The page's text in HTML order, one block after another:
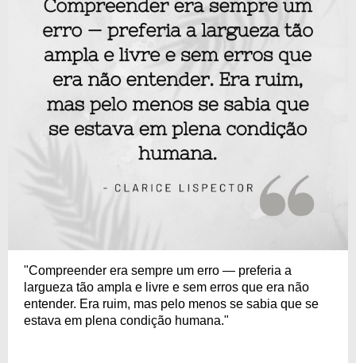
"Compreender era sempre um erro — preferia a
largueza tão ampla e livre e sem erros que era não
entender. Era ruim, mas pelo menos se sabia que se
estava em plena condição humana."